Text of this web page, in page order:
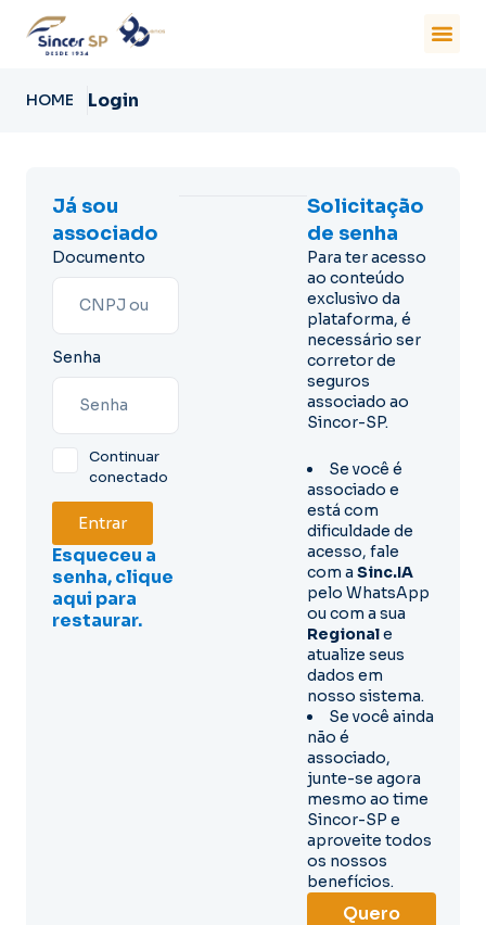
HOME Login
Já sou
associado
Documento
Senha
Continuar
conectado
Entrar
Esqueceu a
senha, clique
aqui para
restaurar.
Solicitação
de senha
Para ter acesso
ao conteúdo
exclusivo da
plataforma, é
necessário ser
corretor de
seguros
associado ao
Sincor-SP.
Se você é
associado e
está com
dificuldade de
acesso, fale
com a Sinc.IA
pelo WhatsApp
ou com a sua
Regionale
atualize seus
dados em
nosso sistema.
Se você ainda
não é
associado,
junte-se agora
mesmo ao time
Sincor-SP e
aproveite todos
os nossos
benefícios.
Quero